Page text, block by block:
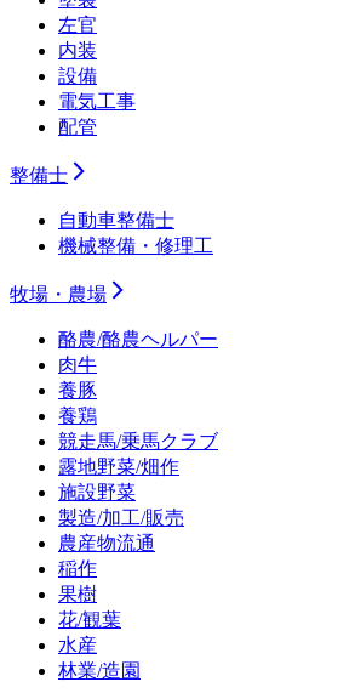
左官
内装
設備
電気工事
配管
整備士
自動車整備士
機械整備・修理工
牧場・農場
酪農/酪農ヘルパー
肉牛
養豚
養鶏
競走馬/乗馬クラブ
露地野菜/畑作
施設野菜
製造/加工/販売
農産物流通
稲作
果樹
花/観葉
水産
林業/造園